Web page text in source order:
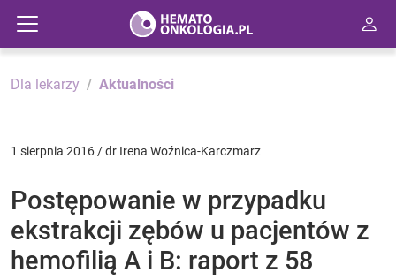
Dla lekarzy Aktualności
1 sierpnia 2016 / dr Irena Woźnica-Karczmarz
Postępowanie w przypadku
ekstrakcji zębów u pacjentów z
hemofilią A i B: raport z 58